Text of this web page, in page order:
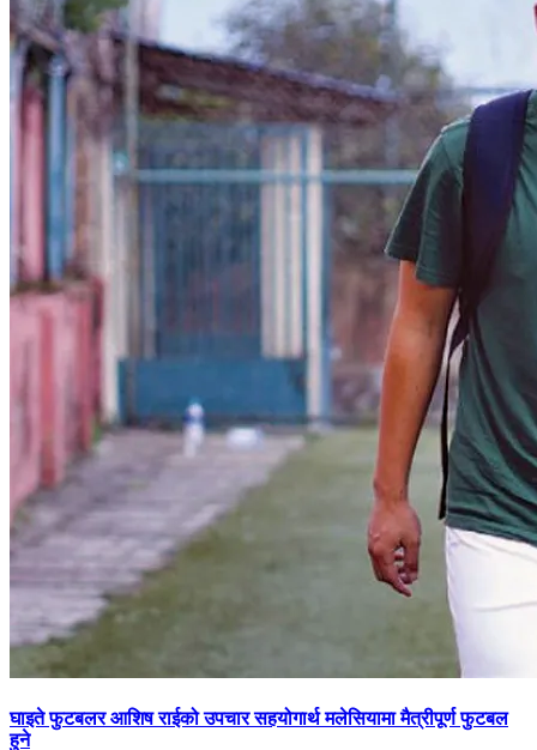
घाइते फुटबलर आशिष राईको उपचार सहयोगार्थ मलेसियामा मैत्रीपूर्ण फुटबल
हुने